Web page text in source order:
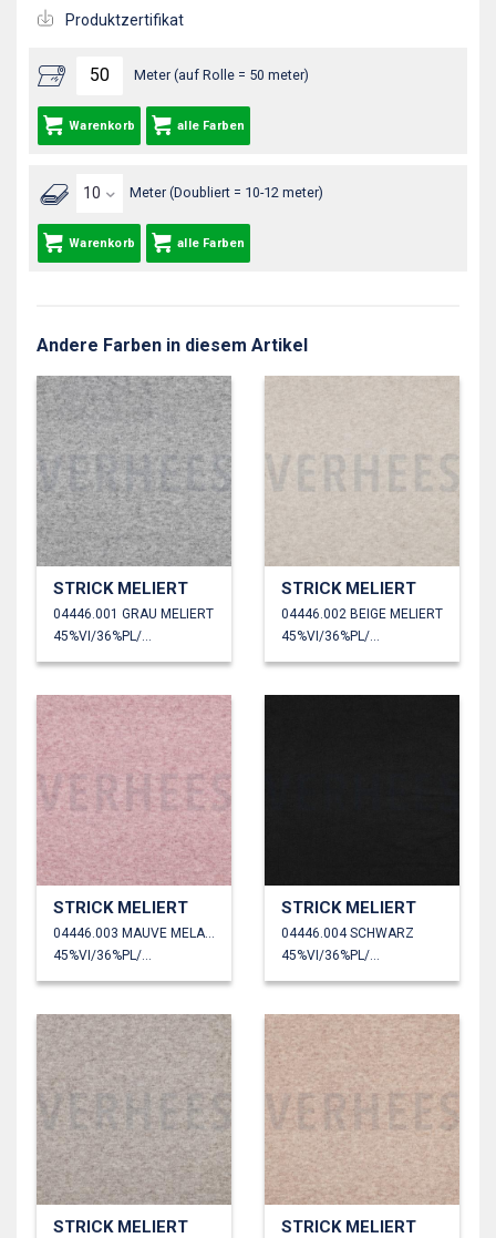
Meter (auf Rolle = 50 meter)
Warenkorb alle Farben
Meter (Doubliert = 10-12 meter)
Warenkorb alle Farben
Produktzertifikat
Andere Farben in diesem Artikel
STRICK MELIERT
04446.001 GRAU MELIERT
STRICK MELIERT
04446.002 BEIGE MELIERT
STRICK MELIERT STRICK MELIERT
04446.004 SCHWARZ
STRICK MELIERT STRICK MELIERT